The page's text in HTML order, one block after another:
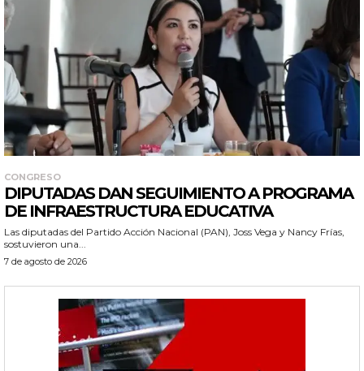
CONGRESO
DIPUTADAS DAN SEGUIMIENTO A PROGRAMA
DE INFRAESTRUCTURA EDUCATIVA
Las diputadas del Partido Acción Nacional (PAN), Joss Vega y Nancy Frías,
sostuvieron una...
7 de agosto de 2026